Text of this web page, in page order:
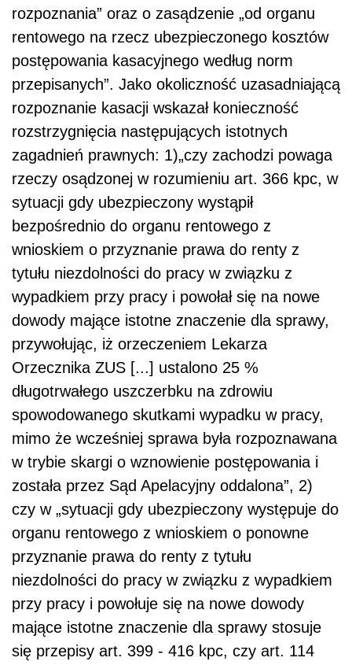
rozpoznania” oraz o zasądzenie „od organu
rentowego na rzecz ubezpieczonego kosztów
postępowania kasacyjnego według norm
przepisanych”. Jako okoliczność uzasadniającą
rozpoznanie kasacji wskazał konieczność
rozstrzygnięcia następujących istotnych
zagadnień prawnych: 1)„czy zachodzi powaga
rzeczy osądzonej w rozumieniu art. 366 kpc, w
sytuacji gdy ubezpieczony wystąpił
bezpośrednio do organu rentowego z
wnioskiem o przyznanie prawa do renty z
tytułu niezdolności do pracy w związku z
wypadkiem przy pracy i powołał się na nowe
dowody mające istotne znaczenie dla sprawy,
przywołując, iż orzeczeniem Lekarza
Orzecznika ZUS [...] ustalono 25 %
długotrwałego uszczerbku na zdrowiu
spowodowanego skutkami wypadku w pracy,
mimo że wcześniej sprawa była rozpoznawana
w trybie skargi o wznowienie postępowania i
została przez Sąd Apelacyjny oddalona”, 2)
czy w „sytuacji gdy ubezpieczony występuje do
organu rentowego z wnioskiem o ponowne
przyznanie prawa do renty z tytułu
niezdolności do pracy w związku z wypadkiem
przy pracy i powołuje się na nowe dowody
mające istotne znaczenie dla sprawy stosuje
się przepisy art. 399 - 416 kpc, czy art. 114